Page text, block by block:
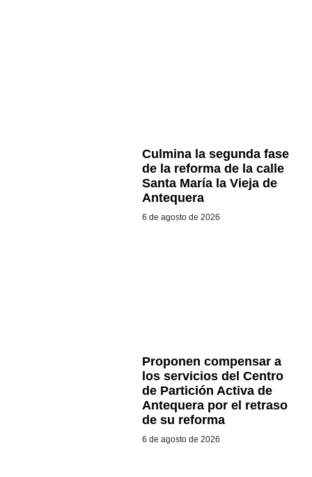
Culmina la segunda fase
de la reforma de la calle
Santa María la Vieja de
Antequera
6 de agosto de 2026
Proponen compensar a
los servicios del Centro
de Partición Activa de
Antequera por el retraso
de su reforma
6 de agosto de 2026